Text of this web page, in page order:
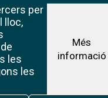
per
lloc,
les
les
Més
informació